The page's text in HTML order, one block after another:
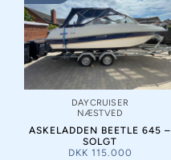
DAYCRUISER
NÆSTVED
ASKELADDEN BEETLE 645 –
SOLGT
DKK 115.000